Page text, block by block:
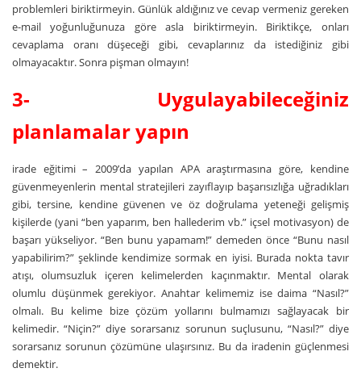
problemleri biriktirmeyin. Günlük aldığınız ve cevap vermeniz gereken
e-mail yoğunluğunuza göre asla biriktirmeyin. Biriktikçe, onları
cevaplama oranı düşeceği gibi, cevaplarınız da istediğiniz gibi
olmayacaktır. Sonra pişman olmayın!
3- Uygulayabileceğiniz
planlamalar yapın
irade eğitimi – 2009’da yapılan APA araştırmasına göre, kendine
güvenmeyenlerin mental stratejileri zayıflayıp başarısızlığa uğradıkları
gibi, tersine, kendine güvenen ve öz doğrulama yeteneği gelişmiş
kişilerde (yani “ben yaparım, ben hallederim vb.” içsel motivasyon) de
başarı yükseliyor. “Ben bunu yapamam!” demeden önce “Bunu nasıl
yapabilirim?” şeklinde kendimize sormak en iyisi. Burada nokta tavır
atışı, olumsuzluk içeren kelimelerden kaçınmaktır. Mental olarak
olumlu düşünmek gerekiyor. Anahtar kelimemiz ise daima “Nasıl?”
olmalı. Bu kelime bize çözüm yollarını bulmamızı sağlayacak bir
kelimedir. “Niçin?” diye sorarsanız sorunun suçlusunu, “Nasıl?” diye
sorarsanız sorunun çözümüne ulaşırsınız. Bu da iradenin güçlenmesi
demektir.